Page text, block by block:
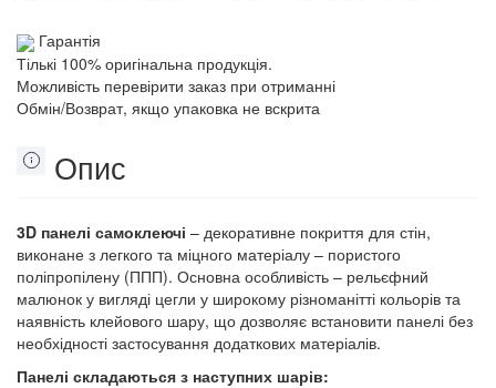
Гарантія
Тількі 100% оригінальна продукція.
Можливість перевірити заказ при отриманні
Обмін/Возврат, якщо упаковка не вскрита
Опис
3D панелі самоклеючі – декоративне покриття для стін,
виконане з легкого та міцного матеріалу – пористого
поліпропілену (ППП). Основна особливість – рельєфний
малюнок у вигляді цегли у широкому різноманітті кольорів та
наявність клейового шару, що дозволяє встановити панелі без
необхідності застосування додаткових матеріалів.
Панелі складаються з наступних шарів: